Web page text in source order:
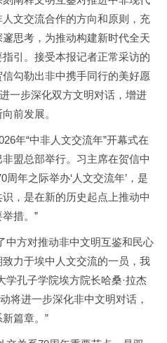
文交流合作的方向和原则，充
思考，为推动构建新时代全天
引。接受本报记者正常采访的
勾勒出非中携手同行的美好愿
一步深化双方文明对话，增进
前发展。
年“中非人文交流年”开幕式在
盟总部举行。习主席在贺信中
年之际举办‘人文交流年’，是
，是在新的历史起点上推动中
措。”
方对推动非中文明互鉴和民心
力于埃中人文交流的一员，我
学孔子学院埃方院长哈桑·拉杰
动将进一步深化非中文明对话，
篇章。”